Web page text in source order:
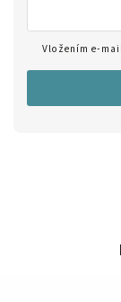
Vložením e-